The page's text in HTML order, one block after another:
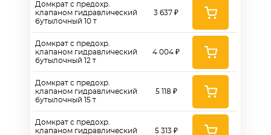
Домкрат с предохр.
клапаном гидравлический
бутылочный 10 т
Домкрат с предохр.
клапаном гидравлический
бутылочный 12 т
Домкрат с предохр.
клапаном гидравлический
бутылочный 15 т
Домкрат с предохр.
клапаном гидравлический
3 637 ₽
4 004 ₽
5 118 ₽
5 313 ₽